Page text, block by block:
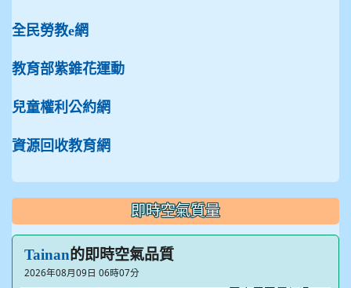
全民勞教e網
教育部紫錐花運動
兒童權利公約網
資源回收教育網
即時空氣質量
Tainan的即時空氣品質
2026年08月09日 06時07分